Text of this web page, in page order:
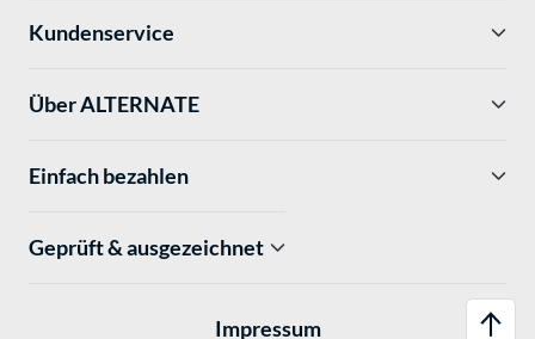
Kundenservice
Über ALTERNATE
Einfach bezahlen
Geprüft & ausgezeichnet
Impressum